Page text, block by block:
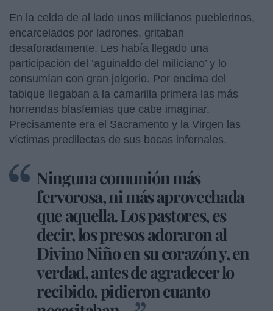
En la celda de al lado unos milicianos pueblerinos,
encarcelados por ladrones, gritaban
desaforadamente. Les había llegado una
participación del ‘aguinaldo del miliciano’ y lo
consumían con gran jolgorio. Por encima del
tabique llegaban a la camarilla primera las más
horrendas blasfemias que cabe imaginar.
Precisamente era el Sacramento y la Virgen las
víctimas predilectas de sus bocas infernales.
Ninguna comunión más
fervorosa, ni más aprovechada
que aquella. Los pastores, es
decir, los presos adoraron al
Divino Niño en su corazón y, en
verdad, antes de agradecer lo
recibido, pidieron cuanto